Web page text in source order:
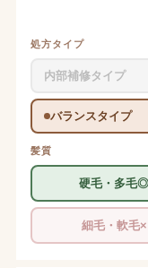
処方タイプ
内部補修タイプ
バランスタイプ
髪質
硬毛・多毛◎
細毛・軟毛×